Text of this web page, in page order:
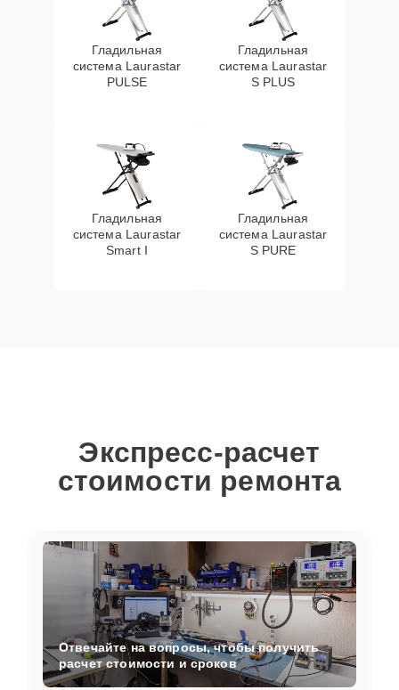
Гладильная
система Laurastar
PULSE
Гладильная
система Laurastar
S PLUS
Гладильная
система Laurastar
Smart I
Гладильная
система Laurastar
S PURE
Экспресс-расчет
стоимости ремонта
Отвечайте на вопросы, чтобы получить
расчет стоимости и сроков